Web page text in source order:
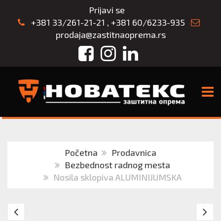
Prijavi se
+381 33/261-21-21 , +381 60/6233-935
prodaja@zastitnaoprema.rs
FacebookInstagram
LinkedIn
Početna
Prodavnica
Bezbednost radnog mesta
Nosila sklopiva ALUMINIJUMSKA
Nosila